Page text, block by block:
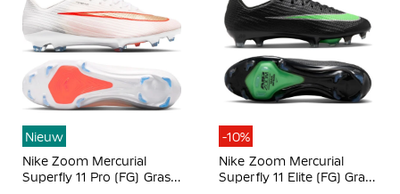
Nieuw
Nike Zoom Mercurial
Superfly 11 Pro (FG) Gras
-10%
Nike Zoom Mercurial
Superfly 11 Elite (FG) Gras